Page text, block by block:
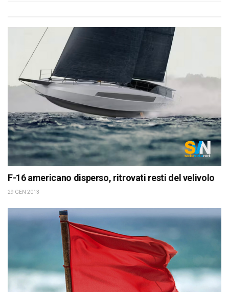
F-16 americano disperso, ritrovati resti del velivolo
29 GEN 2013